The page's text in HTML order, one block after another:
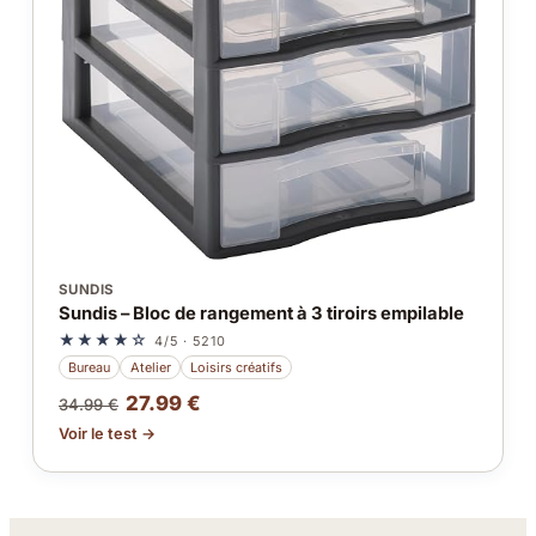
SUNDIS
Sundis – Bloc de rangement à 3 tiroirs empilable
★★★★☆ 4/5 · 5210
Bureau
Atelier Loisirs créatifs
34.99 € 27.99 €
Voir le test →